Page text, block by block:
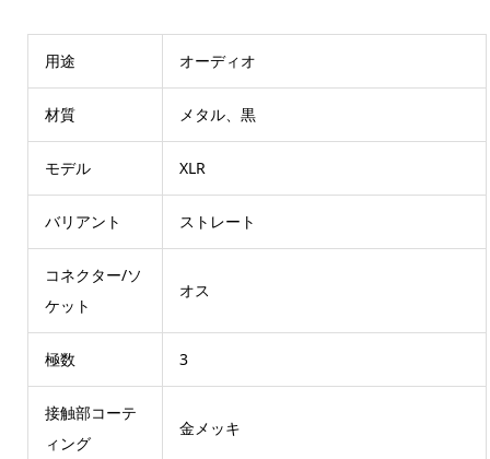
用途 オーディオ
材質 メタル、黒
モデル XLR
バリアント ストレート
コネクター/ソ
ケット
オス
極数 3
接触部コーテ
ィング
金メッキ